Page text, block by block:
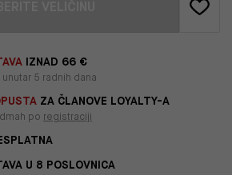
IZNAD 66 €
5 radnih dana
ZA ČLANOVE LOYALTY-A
po registraciji
U 8 POSLOVNICA